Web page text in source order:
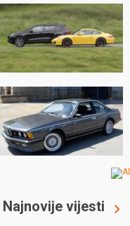
Najnovije vijesti